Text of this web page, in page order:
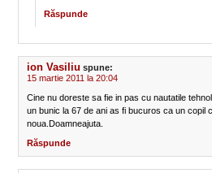
Răspunde
ion Vasiliu spune:
15 martie 2011 la 20:04
Cine nu doreste sa fie in pas cu nautatile
un bunic la 67 de ani as fi bucuros ca un copil
noua.Doamneajuta.
Răspunde